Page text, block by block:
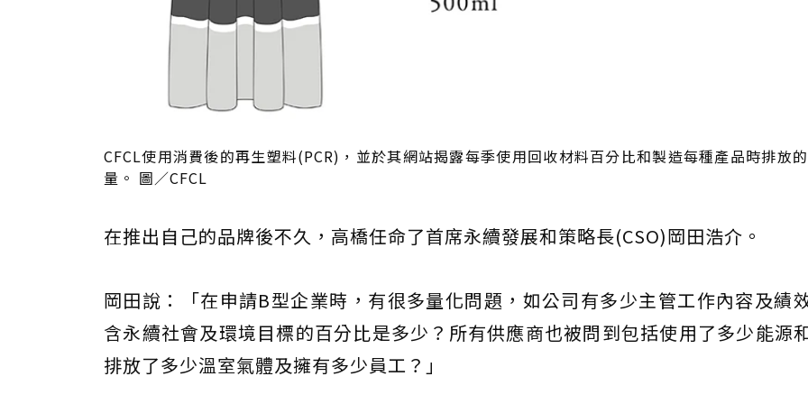
CFCL使用消費後的再生塑料(PCR)，並於其網站揭露每季使用回收材料百分比和製造每種產品時排放
量。 圖／CFCL
在推出自己的品牌後不久，高橋任命了首席永續發展和策略長(CSO)岡田浩介。
岡田說：「在申請B型企業時，有很多量化問題，如公司有多少主管工作內容及績
含永續社會及環境目標的百分比是多少？所有供應商也被問到包括使用了多少能源
排放了多少溫室氣體及擁有多少員工？」